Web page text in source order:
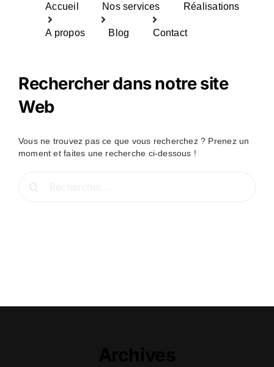
Accueil Nos services Réalisations
A propos Blog Contact
Rechercher dans notre site
Web
Vous ne trouvez pas ce que vous recherchez ? Prenez un
moment et faites une recherche ci-dessous !